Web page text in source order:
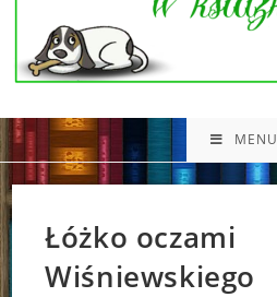
MENU
Łóżko oczami
Wiśniewskiego